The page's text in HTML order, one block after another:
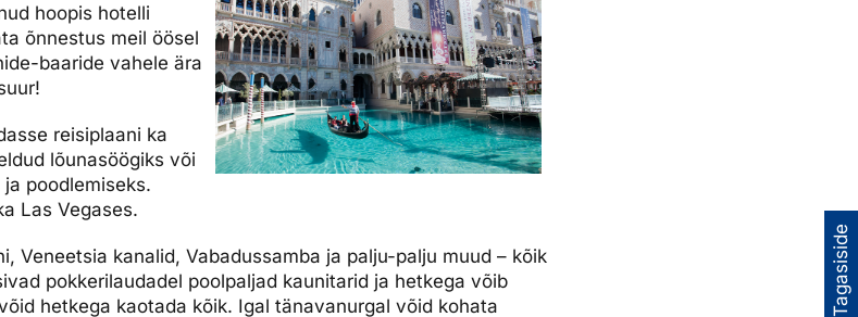
Tagasiside
hoopis hotelli
õnnestus meil öösel
baaride vahele ära
reisiplaani ka
lõunasöögiks või
poodlemiseks.
Las Vegases.
Veneetsia kanalid, Vabadussamba ja palju-palju muud – kõik
pokkerilaudadel poolpaljad kaunitarid ja hetkega võib
hetkega kaotada kõik. Igal tänavanurgal võid kohata